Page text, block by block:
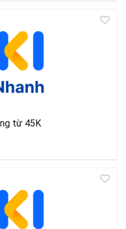
từ 45K